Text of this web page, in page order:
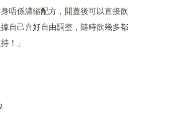
唔係濃縮配方，開蓋後可以直接飲
自己喜好自由調整，隨時飲幾多都
！」